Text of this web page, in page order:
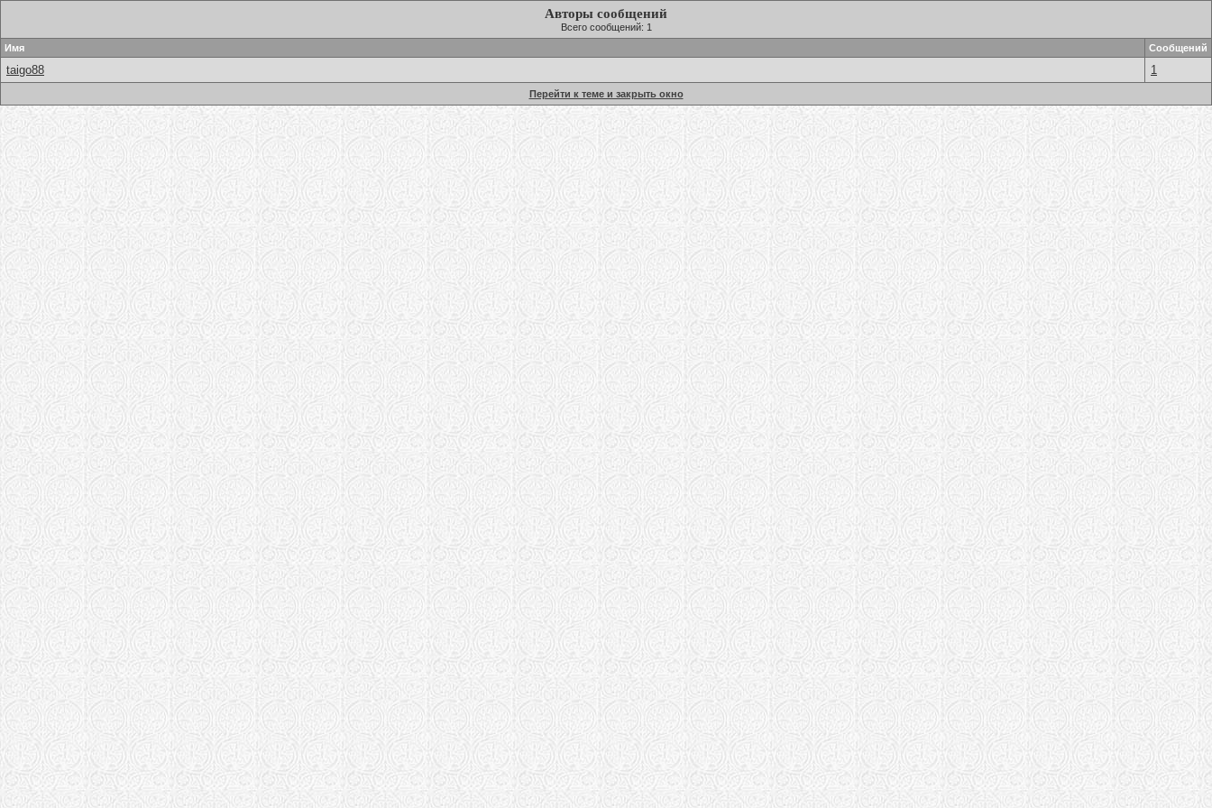
Авторы сообщений
Всего сообщений: 1
Имя
Сообщений
taigo88 1
Перейти к теме и закрыть окно